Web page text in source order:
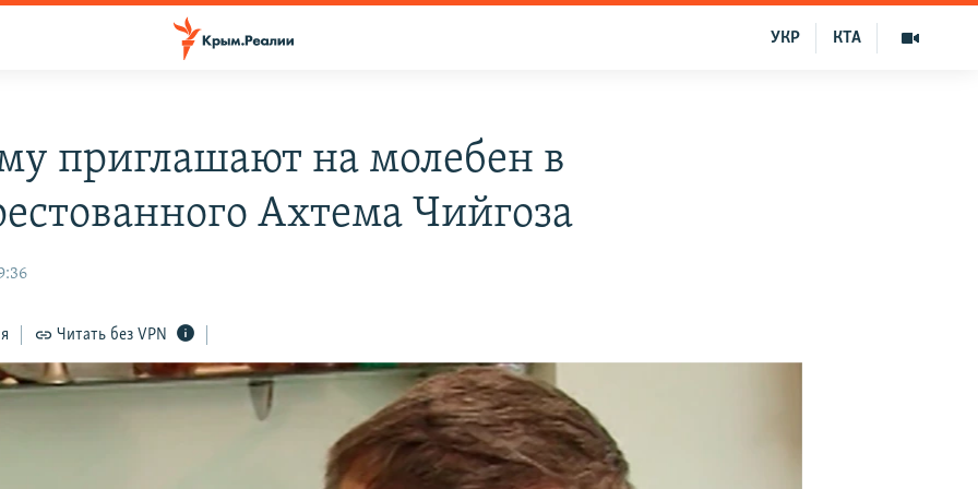
КТА
УКР
приглашают на молебен в
Ахтема Чийгоза
Читать без VPN